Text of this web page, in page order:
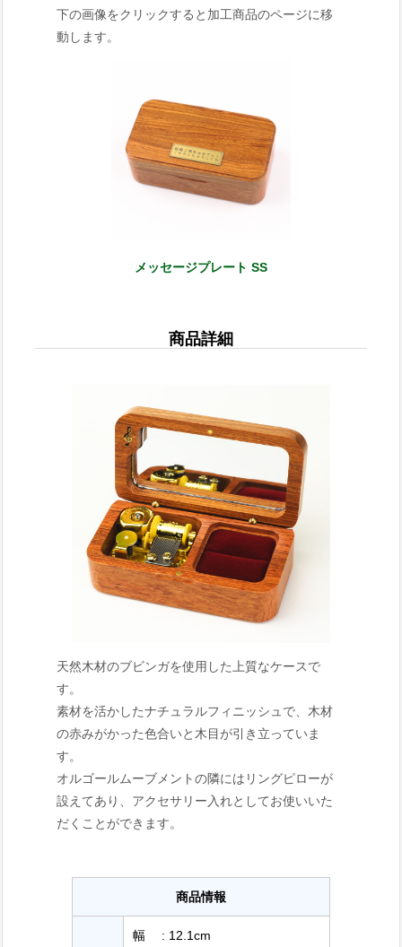
下の画像をクリックすると加工商品のページに移
動します。
メッセージプレート SS
商品詳細
天然木材のブビンガを使用した上質なケースで
す。
素材を活かしたナチュラルフィニッシュで、木材
の赤みがかった色合いと木目が引き立っていま
す。
オルゴールムーブメントの隣にはリングピローが
設えてあり、アクセサリー入れとしてお使いいた
だくことができます。
商品情報
幅 : 12.1cm